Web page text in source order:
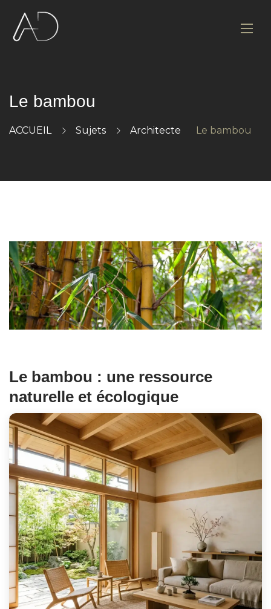
Le bambou
ACCUEIL Sujets Architecte Le bambou
Le bambou : une ressource
naturelle et écologique